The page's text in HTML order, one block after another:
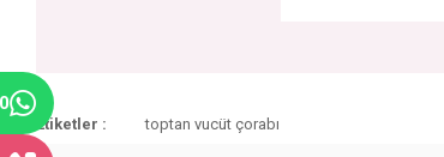
Görüş ve önerileriniz için teşekkür ederiz.
Etiketler : toptan vucüt çorabı